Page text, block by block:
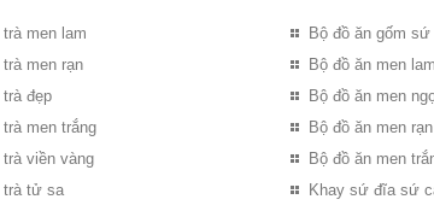
trà men lam
trà men rạn
trà đẹp
trà men trắng
trà viền vàng
trà tử sa
Bộ đồ ăn gốm sứ
Bộ đồ ăn men lam
Bộ đồ ăn men
Bộ đồ ăn men rạn
Bộ đồ ăn men
Khay sứ đĩa sứ